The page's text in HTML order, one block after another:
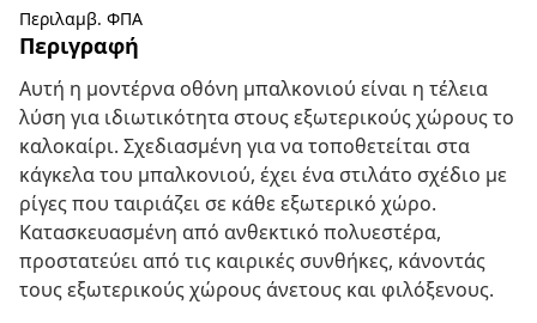
Περιλαμβ. ΦΠΑ
Περιγραφή
Αυτή η μοντέρνα οθόνη μπαλκονιού είναι η τέλεια
λύση για ιδιωτικότητα στους εξωτερικούς χώρους το
καλοκαίρι. Σχεδιασμένη για να τοποθετείται στα
κάγκελα του μπαλκονιού, έχει ένα στιλάτο σχέδιο με
ρίγες που ταιριάζει σε κάθε εξωτερικό χώρο.
Κατασκευασμένη από ανθεκτικό πολυεστέρα,
προστατεύει από τις καιρικές συνθήκες, κάνοντάς
τους εξωτερικούς χώρους άνετους και φιλόξενους.